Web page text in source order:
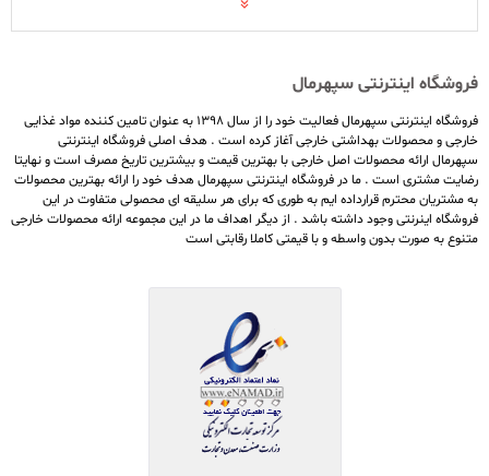
فروشگاه اینترنتی سپهرمال
فروشگاه اینترنتی سپهرمال فعالیت خود را از سال ۱۳۹۸ به عنوان تامین کننده مواد غذایی
خارجی و محصولات بهداشتی خارجی آغاز کرده است . هدف اصلی فروشگاه اینترنتی
سپهرمال ارائه محصولات اصل خارجی با بهترین قیمت و بیشترین تاریخ مصرف است و نهایتا
رضایت مشتری است . ما در فروشگاه اینترنتی سپهرمال هدف خود را ارائه بهترین محصولات
به مشتریان محترم قرارداده ایم به طوری که برای هر سلیقه ای محصولی متفاوت در این
فروشگاه اینرنتی وجود داشته باشد . از دیگر اهداف ما در این مجموعه ارائه محصولات خارجی
متنوع به صورت بدون واسطه و با قیمتی کاملا رقابتی است